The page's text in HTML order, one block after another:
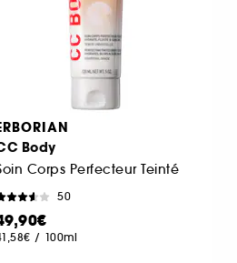
Body
Corps Perfecteur Teinté
50
/ 100ml